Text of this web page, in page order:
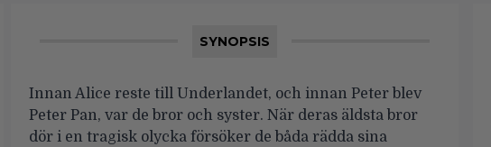
SYNOPSIS
Innan Alice reste till Underlandet, och innan Peter blev
Peter Pan, var de bror och syster. När deras äldsta bror
dör i en tragisk olycka försöker de båda rädda sina